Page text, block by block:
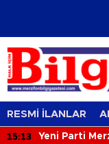
RESMİ İLANLAR
15:13
Yeni Parti